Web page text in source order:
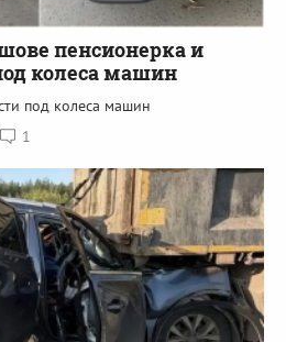
пенсионерка и
колеса машин
под колеса машин
1